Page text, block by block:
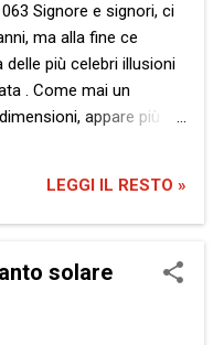
che comanda? Basta
parte, non
scienza per
nucleare.
e basso, zona mista e
Signore e signori, ci
ma alla fine ce
delle più celebri illusioni
. Come mai un
appare più
il 15 febbraio in
dalla nascita del noto
State University di
che l’illusione dipende
LEGGI IL RESTO »
solare